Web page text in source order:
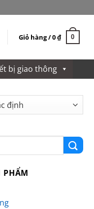
Giỏ hàng /0₫ 0
bị giao thông
PHẨM